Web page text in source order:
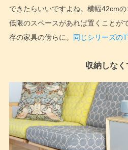
できたらいいですよね。横幅42cm
低限のスペースがあれば置くことが
存の家具の傍らに。 同じシリーズの
収納しなく